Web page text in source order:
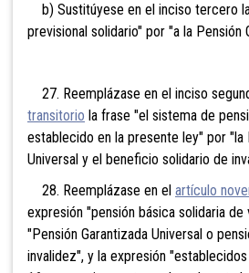
b) Sustitúyese en el inciso tercero
previsional solidario" por "a la Pensión
27. Reemplázase en el inciso
transitorio la frase "el sistema de
establecido en la presente ley" por "la
Universal y el beneficio solidario de
28. Reemplázase en el artículo
expresión "pensión básica solidaria
"Pensión Garantizada Universal o
invalidez", y la expresión